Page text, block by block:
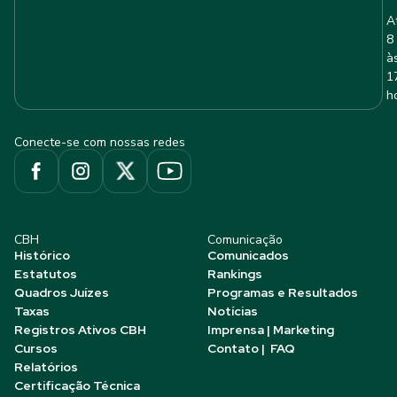
8
Conecte-se com nossas redes
CBH
Histórico
Estatutos
Quadros Juízes
Taxas
Registros Ativos CBH
Cursos
Relatórios
Certificação Técnica
Comunicação
Comunicados
Rankings
Programas e Resultados
Notícias
Imprensa | Marketing
Contato | FAQ